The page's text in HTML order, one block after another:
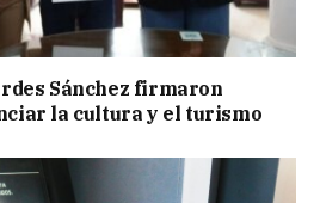
Sánchez firmaron
la cultura y el turismo